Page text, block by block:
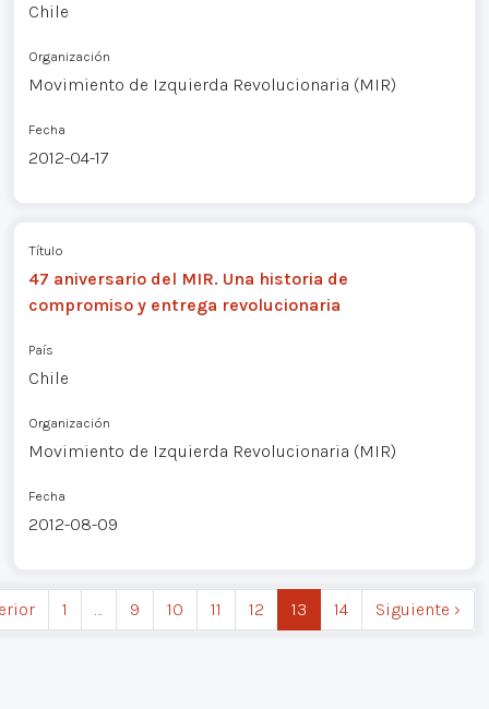
Chile
Organización
Movimiento de Izquierda Revolucionaria (MIR)
Fecha
2012-04-17
Título
47 aniversario del MIR. Una historia de
compromiso y entrega revolucionaria
País
Chile
Organización
Movimiento de Izquierda Revolucionaria (MIR)
Fecha
2012-08-09
1 … 9 10 11 12 13 14 Siguiente ›